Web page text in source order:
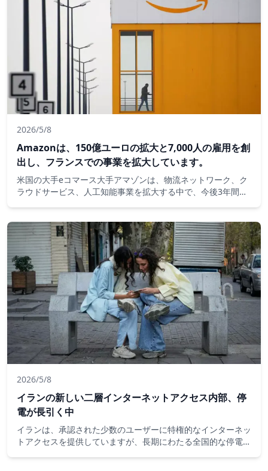
2026/5/8
Amazonは、150億ユーロの拡大と7,000人の雇用を創
出し、フランスでの事業を拡大しています。
米国の大手eコマース大手アマゾンは、物流ネットワーク、ク
ラウドサービス、人工知能事業を拡大する中で、今後3年間で
2026/5/8
イランの新しい二層インターネットアクセス内部、停
電が長引く中
イランは、承認された少数のユーザーに特権的なインターネッ
トアクセスを提供していますが、長期にわたる全国的な停電の